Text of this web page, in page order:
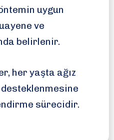
uygun
ve
belirlenir.
her yaşta ağız
desteklenmesine
sürecidir.